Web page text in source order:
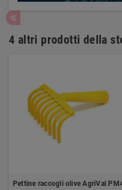
4 altri prodotti della
Pettine raccogli olive AgriVal